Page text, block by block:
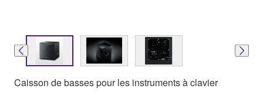
Caisson de basses pour les instruments à clavier